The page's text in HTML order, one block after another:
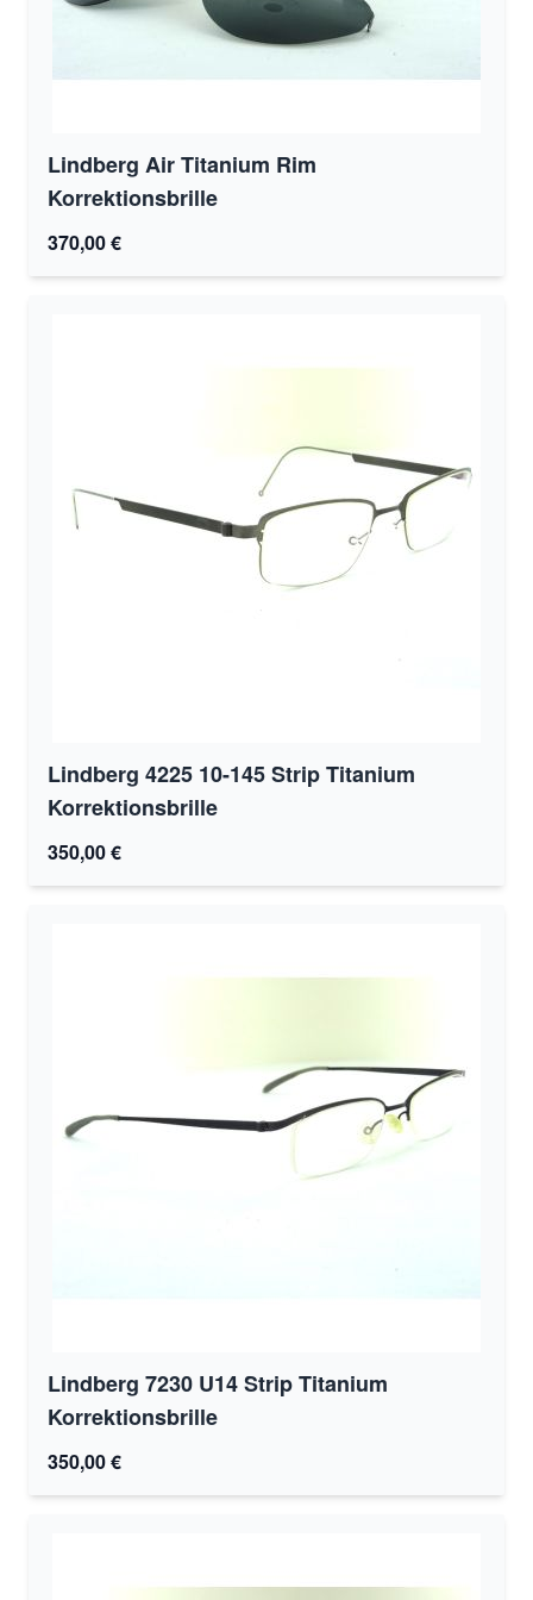
Lindberg Air Titanium Rim
Korrektionsbrille
370,00 €
Lindberg 4225 10-145 Strip Titanium
Korrektionsbrille
350,00 €
Lindberg 7230 U14 Strip Titanium
Korrektionsbrille
350,00 €